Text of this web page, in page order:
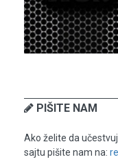
PIŠITE NAM
Ako želite da
sajtu pišite nam na: